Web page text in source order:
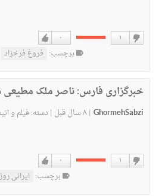
دوست
۰ ۱
برچسب: فروغ فرخزاد
خبرگزاری فارس:ناصر ملک
GhormehSabzi
|۸ سال قبل | دسته: فیلم و
دوست
۰ ۱
برچسب: ایرانی روز